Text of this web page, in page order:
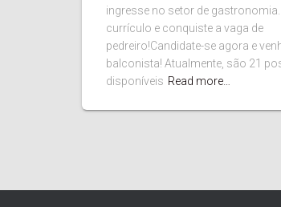
ingresse no setor de gastronomia.
currículo e conquiste a vaga de
pedreiro!Candidate-se agora e
balconista! Atualmente, são 21
disponíveis Read more…